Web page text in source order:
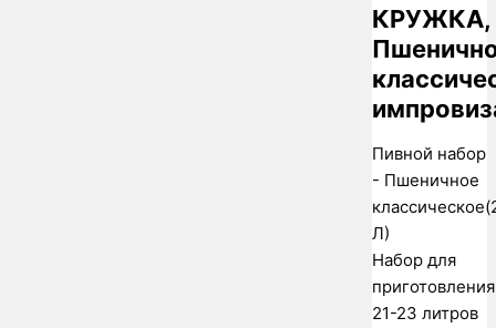
КРУЖКА,
Пивной набор
- Пшеничное
Л)
Набор для
приготовления
21-23 литров